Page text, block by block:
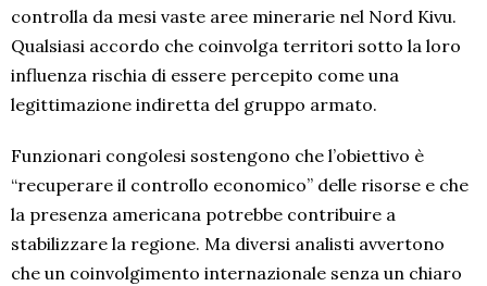
controlla da mesi vaste aree minerarie nel Nord Kivu.
Qualsiasi accordo che coinvolga territori sotto la loro
influenza rischia di essere percepito come una
legittimazione indiretta del gruppo armato.
Funzionari congolesi sostengono che l’obiettivo è
“recuperare il controllo economico” delle risorse e che
la presenza americana potrebbe contribuire a
stabilizzare la regione. Ma diversi analisti avvertono
che un coinvolgimento internazionale senza un chiaro